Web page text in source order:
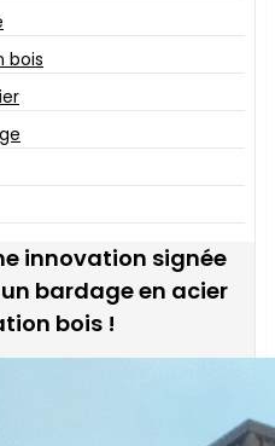
bois
innovation signée
bardage en acier
bois !